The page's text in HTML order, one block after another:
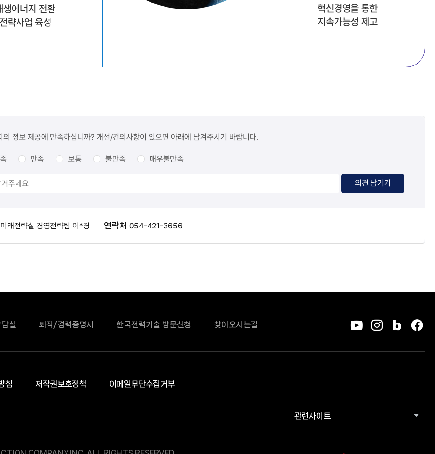
생에너지 전환
략사업 육성
혁신경영을 통한
지속가능성 제고
의 정보 제공에 만족하십니까? 개선/건의사항이 있으면 아래에 남겨주시기 바랍니다.
만족 보통 불만족 매우불만족
의견 남기기
미래전략실 경영전략팀 이*경 연락처 054-421-3656
실 퇴직/경력증명서 한국전력기술 방문신청 찾아오시는길
유튜브인스타그
블로그
페
침 저작권보호정책 이메일무단수집거부
관련사이트